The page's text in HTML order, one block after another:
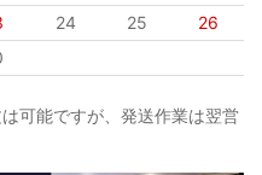
24 25
26
可能ですが、発送作業は翌営